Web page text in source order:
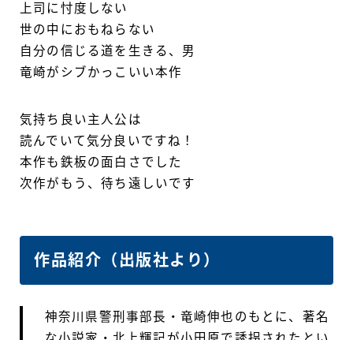
上司に忖度しない
世の中におもねらない
自分の信じる道を生きる、男
竜崎がシブかっこいい本作
気持ち良い主人公は
読んでいて気分良いですね！
本作も鉄板の面白さでした
次作がもう、待ち遠しいです
作品紹介（出版社より）
神奈川県警刑事部長・竜崎伸也のもとに、著名